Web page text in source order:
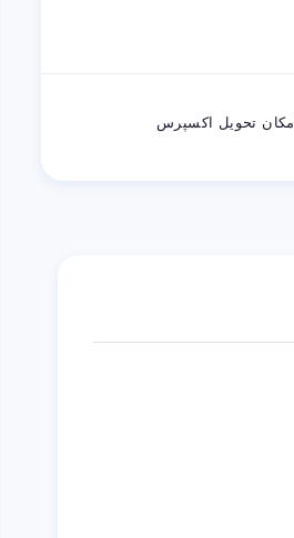
امکان تحویل اکسپرس